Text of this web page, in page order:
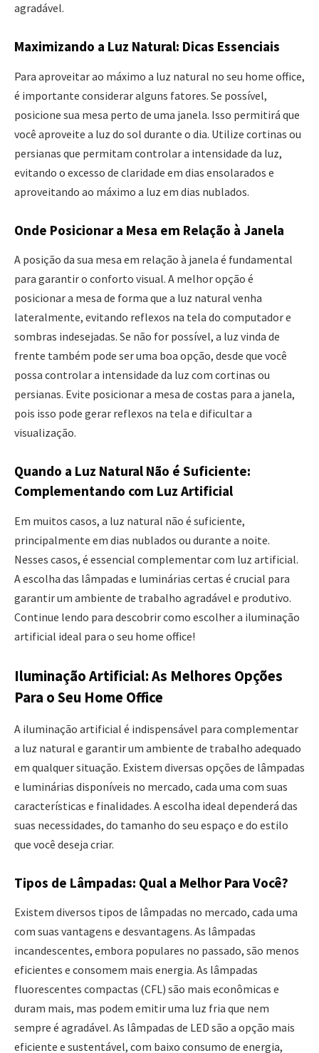
agradável.
Maximizando a Luz Natural: Dicas Essenciais
Para aproveitar ao máximo a luz natural no seu home office,
é importante considerar alguns fatores. Se possível,
posicione sua mesa perto de uma janela. Isso permitirá que
você aproveite a luz do sol durante o dia. Utilize cortinas ou
persianas que permitam controlar a intensidade da luz,
evitando o excesso de claridade em dias ensolarados e
aproveitando ao máximo a luz em dias nublados.
Onde Posicionar a Mesa em Relação à Janela
A posição da sua mesa em relação à janela é fundamental
para garantir o conforto visual. A melhor opção é
posicionar a mesa de forma que a luz natural venha
lateralmente, evitando reflexos na tela do computador e
sombras indesejadas. Se não for possível, a luz vinda de
frente também pode ser uma boa opção, desde que você
possa controlar a intensidade da luz com cortinas ou
persianas. Evite posicionar a mesa de costas para a janela,
pois isso pode gerar reflexos na tela e dificultar a
visualização.
Quando a Luz Natural Não é Suficiente:
Complementando com Luz Artificial
Em muitos casos, a luz natural não é suficiente,
principalmente em dias nublados ou durante a noite.
Nesses casos, é essencial complementar com luz artificial.
A escolha das lâmpadas e luminárias certas é crucial para
garantir um ambiente de trabalho agradável e produtivo.
Continue lendo para descobrir como escolher a iluminação
artificial ideal para o seu home office!
Iluminação Artificial: As Melhores Opções
Para o Seu Home Office
A iluminação artificial é indispensável para complementar
a luz natural e garantir um ambiente de trabalho adequado
em qualquer situação. Existem diversas opções de lâmpadas
e luminárias disponíveis no mercado, cada uma com suas
características e finalidades. A escolha ideal dependerá das
suas necessidades, do tamanho do seu espaço e do estilo
que você deseja criar.
Tipos de Lâmpadas: Qual a Melhor Para Você?
Existem diversos tipos de lâmpadas no mercado, cada uma
com suas vantagens e desvantagens. As lâmpadas
incandescentes, embora populares no passado, são menos
eficientes e consomem mais energia. As lâmpadas
fluorescentes compactas (CFL) são mais econômicas e
duram mais, mas podem emitir uma luz fria que nem
sempre é agradável. As lâmpadas de LED são a opção mais
eficiente e sustentável, com baixo consumo de energia,